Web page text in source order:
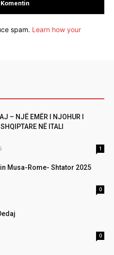
spam. Learn how your
– NJË EMËR I NJOHUR I
NË ITALI
1
Musa-Rome- Shtator 2025
0
0